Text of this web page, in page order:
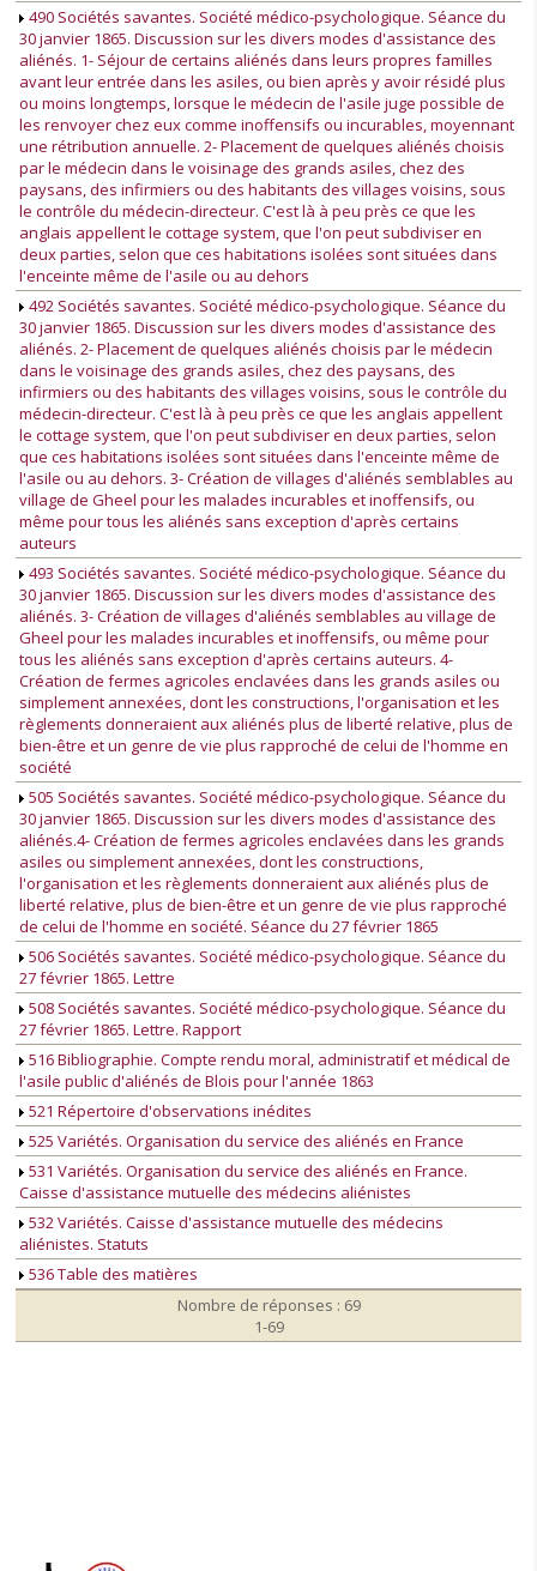
490 Sociétés savantes. Société médico-psychologique. Séance du
30 janvier 1865. Discussion sur les divers modes d'assistance des
aliénés. 1- Séjour de certains aliénés dans leurs propres familles
avant leur entrée dans les asiles, ou bien après y avoir résidé plus
ou moins longtemps, lorsque le médecin de l'asile juge possible de
les renvoyer chez eux comme inoffensifs ou incurables, moyennant
une rétribution annuelle. 2- Placement de quelques aliénés choisis
par le médecin dans le voisinage des grands asiles, chez des
paysans, des infirmiers ou des habitants des villages voisins, sous
le contrôle du médecin-directeur. C'est là à peu près ce que les
anglais appellent le cottage system, que l'on peut subdiviser en
deux parties, selon que ces habitations isolées sont situées dans
l'enceinte même de l'asile ou au dehors
492 Sociétés savantes. Société médico-psychologique. Séance du
30 janvier 1865. Discussion sur les divers modes d'assistance des
aliénés. 2- Placement de quelques aliénés choisis par le médecin
dans le voisinage des grands asiles, chez des paysans, des
infirmiers ou des habitants des villages voisins, sous le contrôle du
médecin-directeur. C'est là à peu près ce que les anglais appellent
le cottage system, que l'on peut subdiviser en deux parties, selon
que ces habitations isolées sont situées dans l'enceinte même de
l'asile ou au dehors. 3- Création de villages d'aliénés semblables au
village de Gheel pour les malades incurables et inoffensifs, ou
même pour tous les aliénés sans exception d'après certains
auteurs
493 Sociétés savantes. Société médico-psychologique. Séance du
30 janvier 1865. Discussion sur les divers modes d'assistance des
aliénés. 3- Création de villages d'aliénés semblables au village de
Gheel pour les malades incurables et inoffensifs, ou même pour
tous les aliénés sans exception d'après certains auteurs. 4-
Création de fermes agricoles enclavées dans les grands asiles ou
simplement annexées, dont les constructions, l'organisation et les
règlements donneraient aux aliénés plus de liberté relative, plus de
bien-être et un genre de vie plus rapproché de celui de l'homme en
société
505 Sociétés savantes. Société médico-psychologique. Séance du
30 janvier 1865. Discussion sur les divers modes d'assistance des
aliénés.4- Création de fermes agricoles enclavées dans les grands
asiles ou simplement annexées, dont les constructions,
l'organisation et les règlements donneraient aux aliénés plus de
liberté relative, plus de bien-être et un genre de vie plus rapproché
de celui de l'homme en société. Séance du 27 février 1865
506 Sociétés savantes. Société médico-psychologique. Séance du
27 février 1865. Lettre
508 Sociétés savantes. Société médico-psychologique. Séance du
27 février 1865. Lettre. Rapport
516 Bibliographie. Compte rendu moral, administratif et médical de
l'asile public d'aliénés de Blois pour l'année 1863
521 Répertoire d'observations inédites
525 Variétés. Organisation du service des aliénés en France
531 Variétés. Organisation du service des aliénés en France.
Caisse d'assistance mutuelle des médecins aliénistes
532 Variétés. Caisse d'assistance mutuelle des médecins
aliénistes. Statuts
536 Table des matières
Nombre de réponses : 69
1-69